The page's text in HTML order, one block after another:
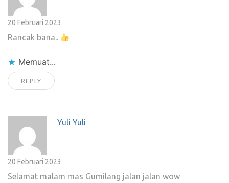
20 Februari 2023
Rancak bana..
Memuat...
REPLY
Yuli Yuli
20 Februari 2023
Selamat malam mas Gumilang jalan jalan wow